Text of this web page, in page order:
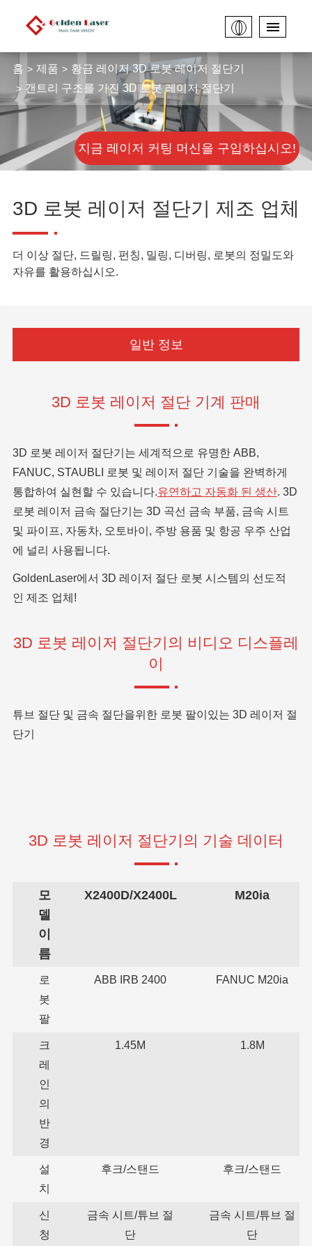
홈 제품
황금 레이저 3D 로봇 레이저 절단기
갠트리 구조를 가진 3D 로봇 레이저 절단기
3D 로봇 레이저 절단기 제조 업체
더 이상 절단, 드릴링, 펀칭, 밀링, 디버링, 로봇의 정밀도와
자유를 활용하십시오.
지금 레이저 커팅 머신을 구입하십시오!
일반 정보
3D 로봇 레이저 절단 기계 판매
3D 로봇 레이저 절단기는 세계적으로 유명한 ABB,
FANUC, STAUBLI 로봇 및 레이저 절단 기술을 완벽하게
통합하여 실현할 수 있습니다.유연하고 자동화 된 생산. 3D
로봇 레이저 금속 절단기는 3D 곡선 금속 부품, 금속 시트
및 파이프, 자동차, 오토바이, 주방 용품 및 항공 우주 산업
에 널리 사용됩니다.
GoldenLaser에서 3D 레이저 절단 로봇 시스템의 선도적
인 제조 업체!
3D 로봇 레이저 절단기의 비디오 디스플레
이
튜브 절단 및 금속 절단을위한 로봇 팔이있는 3D 레이저 절
단기
3D 로봇 레이저 절단기의 기술 데이터
모
델
이
름
X2400D/X2400L M20ia
로
봇
팔
ABB IRB 2400 FANUC M20ia
크
레
인
의
반
경
1.45M 1.8M
설
치
후크/스탠드 후크/스탠드
신
청
금속 시트/튜브 절
단
금속 시트/튜브 절
단